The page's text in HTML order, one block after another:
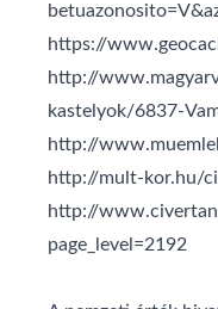
https://
http://
kastelyok/6837-
http://
http://mult-kor.hu/
http://
page_level=2192